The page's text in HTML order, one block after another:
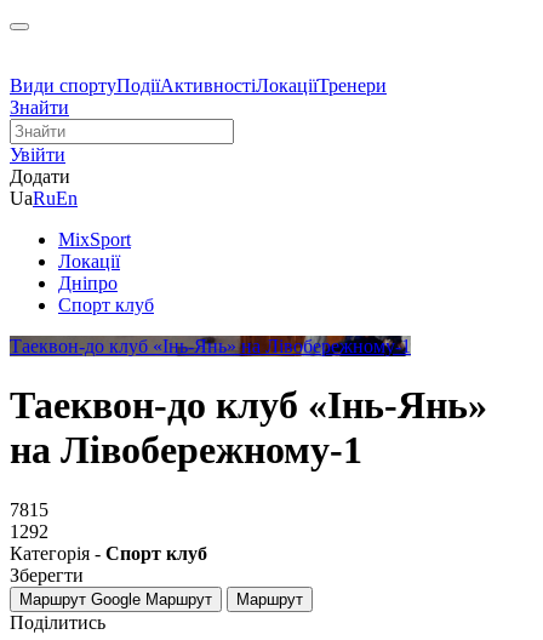
Види спортуПодіїАктивностіЛокаціїТренери
Знайти
Увійти
Додати
UaRuEn
MixSport
Локації
Дніпро
Спорт клуб
Таеквон-до клуб «Інь-Янь» на Лівобережному-1
Таеквон-до клуб «Інь-Янь»
на Лівобережному-1
7815
1292
Категорія - Спорт клуб
Зберегти
Маршрут Google Маршрут Маршрут
Поділитись